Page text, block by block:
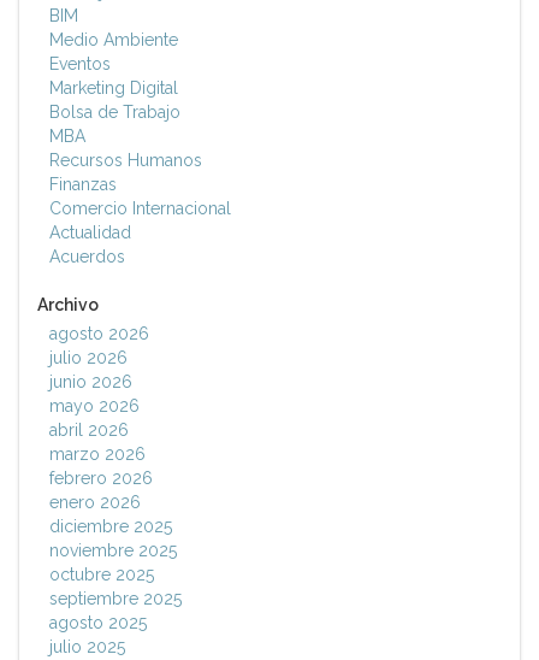
BIM
Medio Ambiente
Eventos
Marketing Digital
Bolsa de Trabajo
MBA
Recursos Humanos
Finanzas
Comercio Internacional
Actualidad
Acuerdos
Archivo
agosto 2026
julio 2026
junio 2026
mayo 2026
abril 2026
marzo 2026
febrero 2026
enero 2026
diciembre 2025
noviembre 2025
octubre 2025
septiembre 2025
agosto 2025
julio 2025